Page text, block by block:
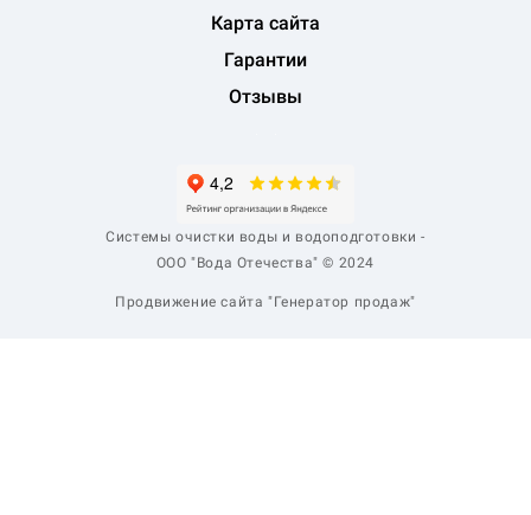
Карта сайта
Гарантии
Отзывы
Системы очистки воды и водоподготовки -
ООО "Вода Отечества" © 2024
Продвижение сайта "Генератор продаж"